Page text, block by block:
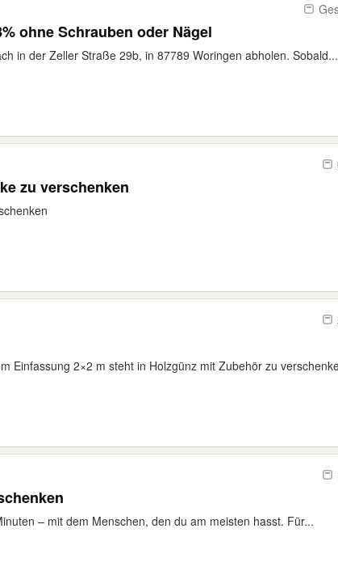
ohne Schrauben oder Nägel
in der Zeller Straße 29b, in 87789 Woringen abholen. Sobald...
zu verschenken
Einfassung 2×2 m steht in Holzgünz mit Zubehör zu
– mit dem Menschen, den du am meisten hasst. Für...